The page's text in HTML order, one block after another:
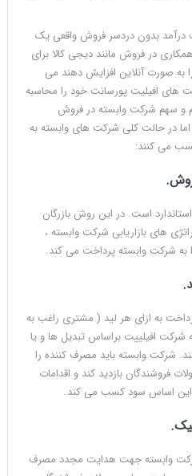
بدون دردسر فروش واقعی یک
در فروش مانند دیجی کالا برای
به صورت آنلاین افزایش دهند می
های افیلیت پورسانت خود را محاسبه
و سهم شرکت وابسته در فروش
در حالت کلی شرکت های وابسته به
می کنند:
.
است. در این روش بازرگان
های بازاریابی شرکت وابسته ،
شرکت وابسته پرداخت می کند.
به ازای هر لید ( مشتری راغب به
افیلییت براساس تبدیل ها و یا
شرکت وابسته باید مصرف کننده را
فروشندگان بازدید کند و اقدامات
این اساس سود کسب می کند.
.
شرکت وابسته جهت هدایت مجدد مصرف